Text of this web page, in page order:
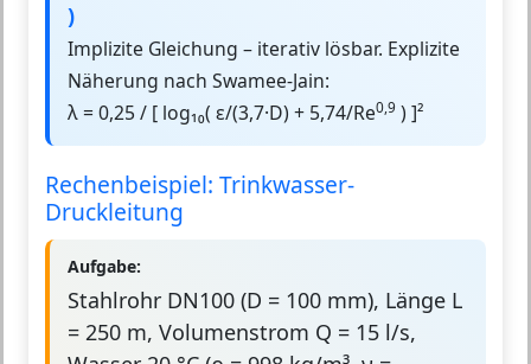
)
Implizite Gleichung – iterativ lösbar. Explizite
Näherung nach Swamee-Jain:
λ = 0,25 / [ log₁₀( ε/(3,7·D) + 5,74/Re0,9 ) ]²
Rechenbeispiel: Trinkwasser-
Druckleitung
Aufgabe:
Stahlrohr DN100 (D = 100 mm), Länge L
= 250 m, Volumenstrom Q = 15 l/s,